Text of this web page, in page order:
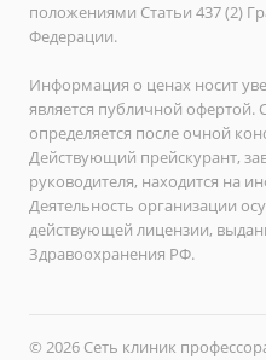
положениями Статьи 437 (2)
Федерации.
Информация о ценах носит
является публичной офертой.
определяется после очной
Действующий прейскурант,
руководителя, находится на
Деятельность организации
действующей лицензии,
Здравоохранения РФ.
© 2026 Сеть клиник